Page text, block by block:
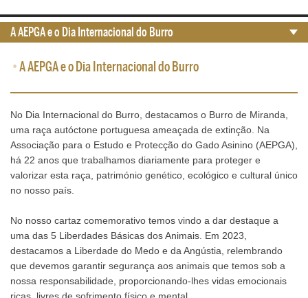
•A AEPGA e o Dia Internacional do Burro
No Dia Internacional do Burro, destacamos o Burro de Miranda,
uma raça autóctone portuguesa ameaçada de extinção. Na
Associação para o Estudo e Protecção do Gado Asinino (AEPGA),
há 22 anos que trabalhamos diariamente para proteger e
valorizar esta raça, património genético, ecológico e cultural único
no nosso país.
No nosso cartaz comemorativo temos vindo a dar destaque a
uma das 5 Liberdades Básicas dos Animais. Em 2023,
destacamos a Liberdade do Medo e da Angústia, relembrando
que devemos garantir segurança aos animais que temos sob a
nossa responsabilidade, proporcionando-lhes vidas emocionais
A AEPGA e o Dia Internacional do Burro